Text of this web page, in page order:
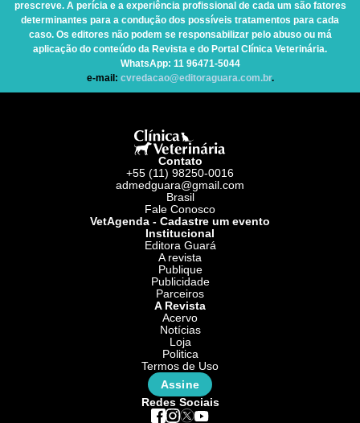
prescreve. A perícia e a experiência profissional de cada um são fatores
determinantes para a condução dos possíveis tratamentos para cada
caso. Os editores não podem se responsabilizar pelo abuso ou má
aplicação do conteúdo da Revista e do Portal Clínica Veterinária.
WhatsApp: 11 96471-5044
e-mail: cvredacao@editoraguara.com.br.
Contato
+55 (11) 98250-0016
admedguara@gmail.com
Brasil
Fale Conosco
VetAgenda - Cadastre um evento
Institucional
Editora Guará
A revista
Publique
Publicidade
Parceiros
A Revista
Acervo
Notícias
Loja
Politica
Termos de Uso
Assine
Redes Sociais